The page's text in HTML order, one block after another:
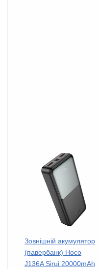
Зовнішній акумулятор
(павербанк) Hoco
J136A Sirui 20000mAh